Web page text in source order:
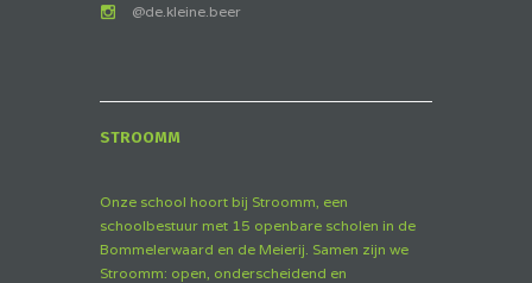
@de.kleine.beer
STROOMM
Onze school hoort bij Stroomm, een
schoolbestuur met 15 openbare scholen in de
Bommelerwaard en de Meierij. Samen zijn we
Stroomm: open, onderscheidend en